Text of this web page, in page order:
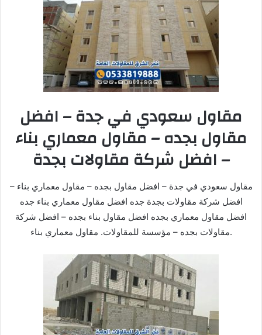
مقاول سعودي في جدة – افضل
مقاول بجده – مقاول معماري بناء
– افضل شركة مقاولات بجدة
مقاول سعودي في جدة – افضل مقاول بجده – مقاول معماري بناء –
افضل شركة مقاولات بجدة جده افضل مقاول معماري بناء جده
افضل مقاول معماري بجده افضل مقاول بناء بجده – افضل شركة
مقاولات بجده – مؤسسة للمقاولات. مقاول معماري بناء.